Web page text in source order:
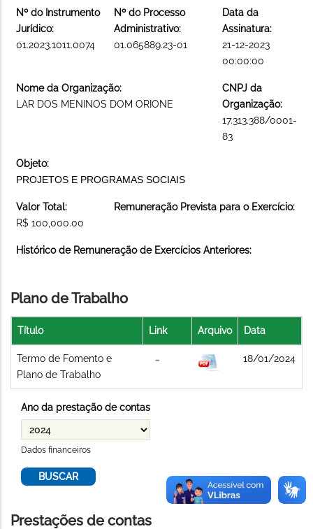
Nº do Instrumento
Jurídico:
01.2023.1011.0074
Nº do Processo
Administrativo:
01.065889.23-01
Data da
Assinatura:
21-12-2023
00:00:00
Nome da Organização:
LAR DOS MENINOS DOM ORIONE
CNPJ da
Organização:
17.313.388/0001-
83
Objeto:
PROJETOS E PROGRAMAS SOCIAIS
Valor Total:
R$ 100,000.00
Remuneração Prevista para o Exercício:
Histórico de Remuneração de Exercícios Anteriores:
Plano de Trabalho
Título Link Arquivo Data
Termo de Fomento e
Plano de Trabalho
18/01/2024
Ano da prestação de contas
Dados financeiros
Prestações de contas